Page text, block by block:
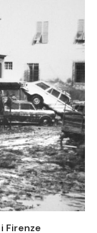
Firenze